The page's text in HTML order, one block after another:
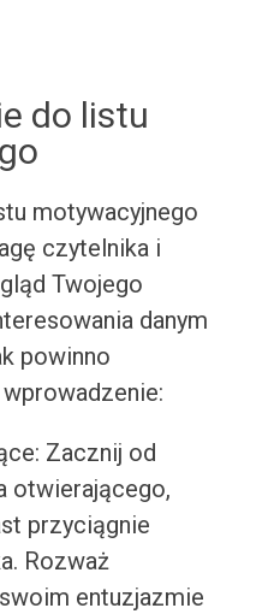
do listu
motywacyjnego
czytelnika i
Twojego
danym
powinno
Zacznij od
otwierającego,
przyciągnie
Rozważ
entuzjazmie